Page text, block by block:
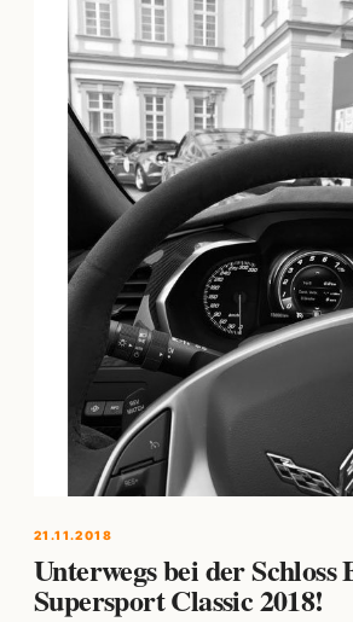
21.11.2018
Unterwegs bei der Schloss
Supersport Classic 2018!